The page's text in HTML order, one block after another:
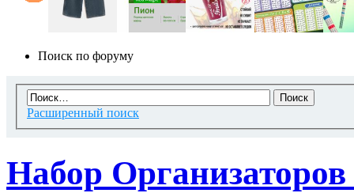
Поиск по форуму
Расширенный поиск
Набор